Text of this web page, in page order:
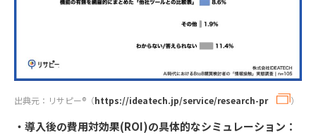
出典元：リサピー®︎（https://ideatech.jp/service/research-pr ）
・導入後の費用対効果(ROI)の具体的なシミュレーション：